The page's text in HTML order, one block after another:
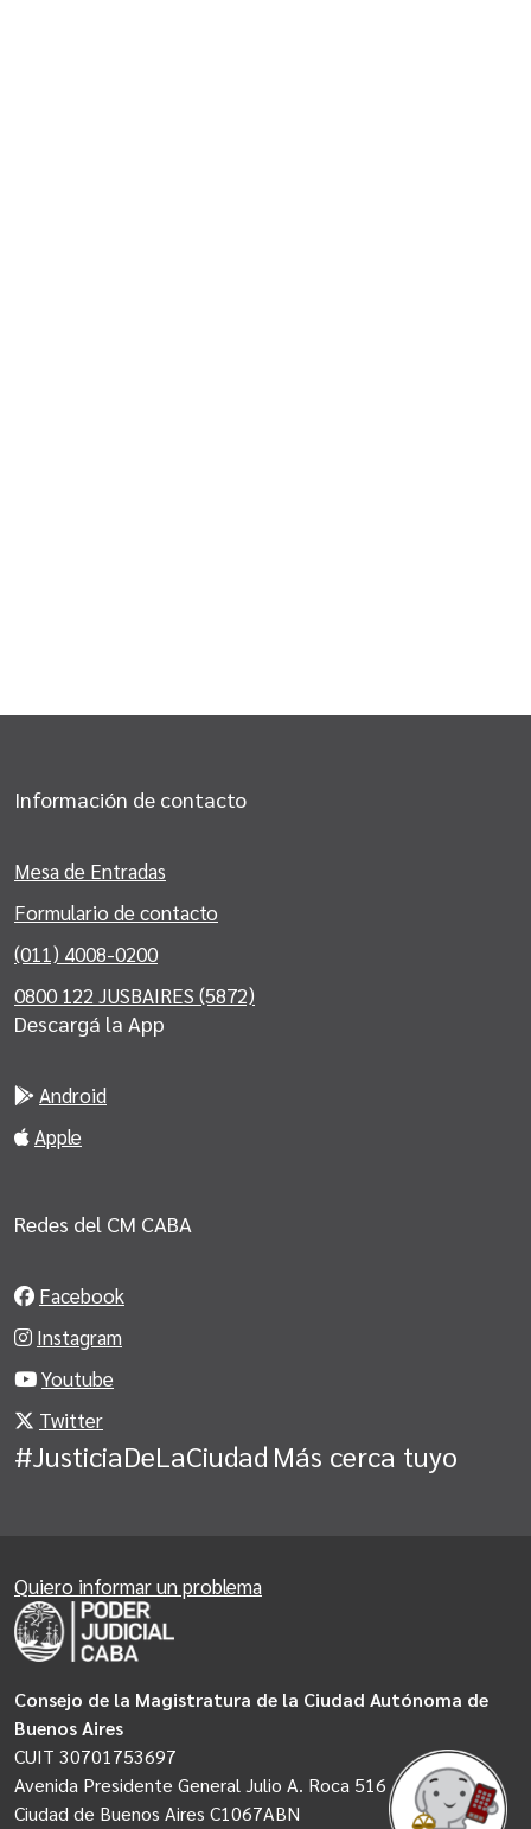
Información de contacto
Mesa de Entradas
Formulario de contacto
(011) 4008-0200
0800 122 JUSBAIRES (5872)
Descargá la App
Android
Apple
Redes del CM CABA
Facebook
Instagram
Youtube
Twitter
#JusticiaDeLaCiudad Más cerca tuyo
Consejo de la Magistratura de la Ciudad Autónoma de
Buenos Aires
CUIT 30701753697
Avenida Presidente General Julio A. Roca 516
Ciudad de Buenos Aires C1067ABN
Quiero informar un problema